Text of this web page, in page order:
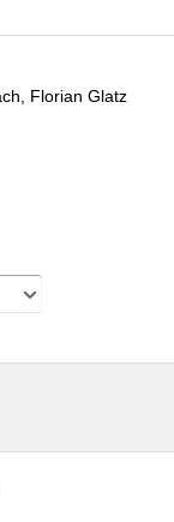
Florian Glatz